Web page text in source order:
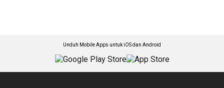
Unduh Mobile Apps untuk iOS dan Android